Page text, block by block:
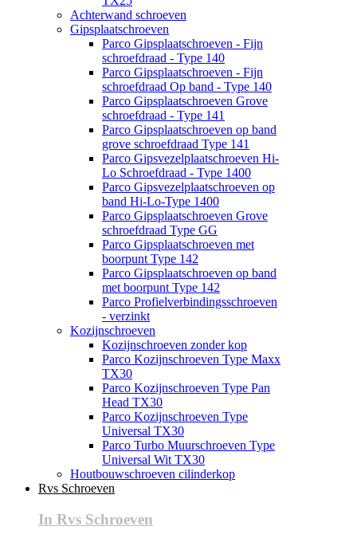
Achterwand schroeven
Gipsplaatschroeven
Parco Gipsplaatschroeven - Fijn
schroefdraad - Type 140
Parco Gipsplaatschroeven - Fijn
schroefdraad Op band - Type 140
Parco Gipsplaatschroeven Grove
schroefdraad - Type 141
Parco Gipsplaatschroeven op band
grove schroefdraad Type 141
Parco Gipsvezelplaatschroeven Hi-
Lo Schroefdraad - Type 1400
Parco Gipsvezelplaatschroeven op
band Hi-Lo-Type 1400
Parco Gipsplaatschroeven Grove
schroefdraad Type GG
Parco Gipsplaatschroeven met
boorpunt Type 142
Parco Gipsplaatschroeven op band
met boorpunt Type 142
Parco Profielverbindingsschroeven
- verzinkt
Kozijnschroeven
Kozijnschroeven zonder kop
Parco Kozijnschroeven Type Maxx
TX30
Parco Kozijnschroeven Type Pan
Head TX30
Parco Kozijnschroeven Type
Universal TX30
Parco Turbo Muurschroeven Type
Universal Wit TX30
Houtbouwschroeven cilinderkop
Rvs Schroeven
In Rvs Schroeven